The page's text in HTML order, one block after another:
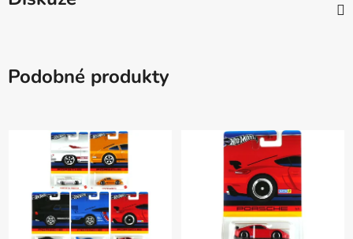
Podobné produkty